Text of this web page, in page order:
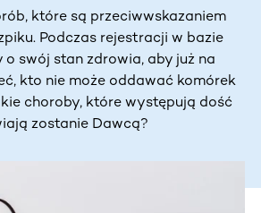
które są przeciwwskazaniem
Podczas rejestracji w bazie
swój stan zdrowia, aby już na
kto nie może oddawać komórek
choroby, które występują dość
zostanie Dawcą?